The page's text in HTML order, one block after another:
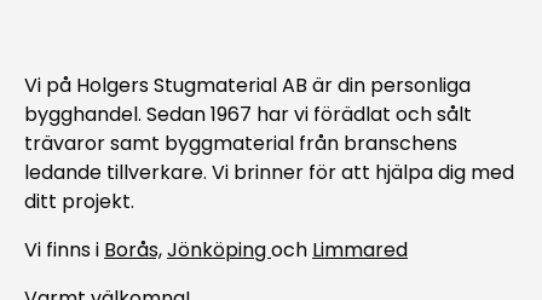
Vi på Holgers Stugmaterial AB är din personliga
bygghandel. Sedan 1967 har vi förädlat och sålt
trävaror samt byggmaterial från branschens
ledande tillverkare. Vi brinner för att hjälpa dig med
ditt projekt.
Vi finns i Borås,Jönköpingoch Limmared